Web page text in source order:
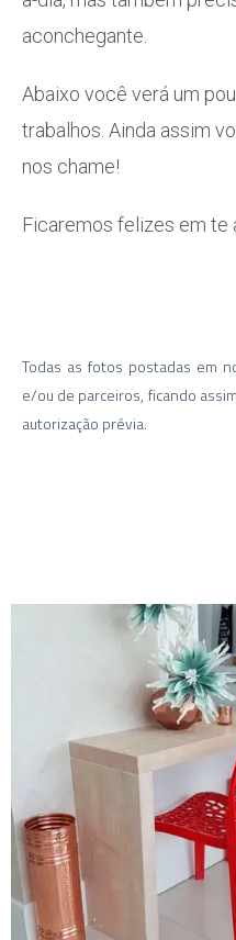
aconchegante.
Abaixo você verá um
trabalhos. Ainda assim
nos chame!
Ficaremos felizes em te
Todas as fotos postadas em
e/ou de parceiros, ficando
autorização prévia.